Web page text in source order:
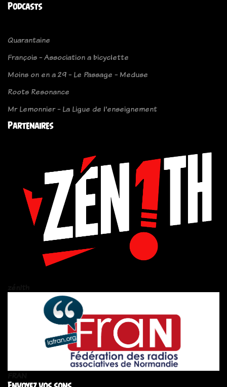
Podcasts
Quarantaine
François - Association a bicyclette
Moins on en a 29 - Le Passage - Meduse
Roots Resonance
Mr Lemonnier - La Ligue de l'enseignement
Partenaires